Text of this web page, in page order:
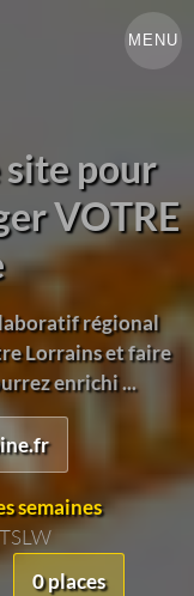
MENU
pour
VOTRE
régional
Lorrains et faire
enrichi ...
semaines
0 places